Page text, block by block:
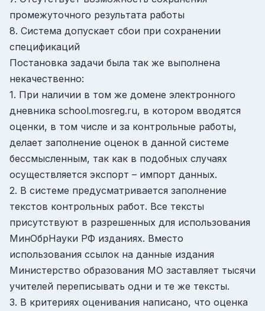
промежуточного результата работы
8. Система допускает сбои при сохранении
спецификаций
Постановка задачи была так же выполнена
некачественно:
1. При наличии в том же домене электронного
дневника school.mosreg.ru, в котором вводятся
оценки, в том числе и за контрольные работы,
делает заполнение оценок в данной системе
бессмысленным, так как в подобных случаях
осуществляется экспорт – импорт данных.
2. В системе предусматривается заполнение
текстов контрольных работ. Все тексты
присутствуют в разрешенных для использования
МинОбрНауки РФ изданиях. Вместо
использования ссылок на данные издания
Министерство образования МО заставляет тысячи
учителей переписывать одни и те же тексты.
3. В критериях оценивания написано, что оценка